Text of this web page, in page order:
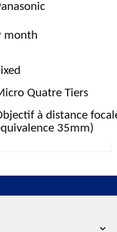
month
Quatre Tiers
à distance
35mm)